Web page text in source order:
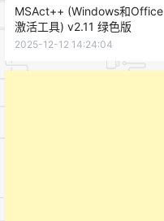
MSAct++ (Windows和Office
激活工具) v2.11 绿色版
2025-12-12 14:24:04